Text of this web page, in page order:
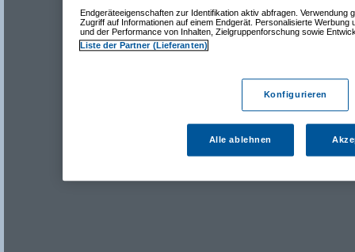
Endgeräteeigenschaften zur Identifikation aktiv abfragen. Verwendung
Zugriff auf Informationen auf einem Endgerät. Personalisierte Werbung
und der Performance von Inhalten, Zielgruppenforschung sowie
Liste der Partner (Lieferanten)
Konfigurieren
Alle ablehnen